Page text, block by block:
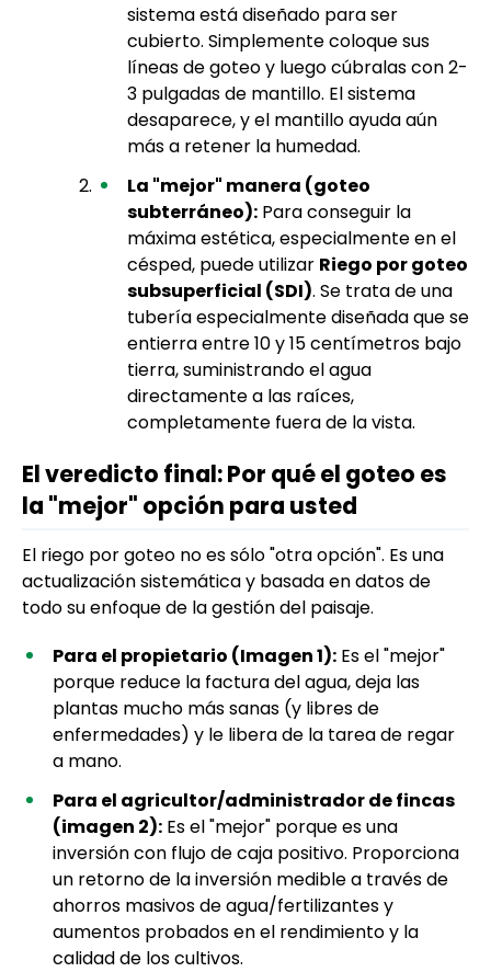
sistema está diseñado para ser
cubierto. Simplemente coloque sus
líneas de goteo y luego cúbralas con 2-
3 pulgadas de mantillo. El sistema
desaparece, y el mantillo ayuda aún
más a retener la humedad.
La "mejor" manera (goteo
subterráneo): Para conseguir la
máxima estética, especialmente en el
césped, puede utilizar Riego por goteo
subsuperficial (SDI). Se trata de una
tubería especialmente diseñada que se
entierra entre 10 y 15 centímetros bajo
tierra, suministrando el agua
directamente a las raíces,
completamente fuera de la vista.
El veredicto final: Por qué el goteo es
la "mejor" opción para usted
El riego por goteo no es sólo "otra opción". Es una
actualización sistemática y basada en datos de
todo su enfoque de la gestión del paisaje.
Para el propietario (Imagen 1): Es el "mejor"
porque reduce la factura del agua, deja las
plantas mucho más sanas (y libres de
enfermedades) y le libera de la tarea de regar
a mano.
Para el agricultor/administrador de fincas
(imagen 2): Es el "mejor" porque es una
inversión con flujo de caja positivo. Proporciona
un retorno de la inversión medible a través de
ahorros masivos de agua/fertilizantes y
aumentos probados en el rendimiento y la
calidad de los cultivos.